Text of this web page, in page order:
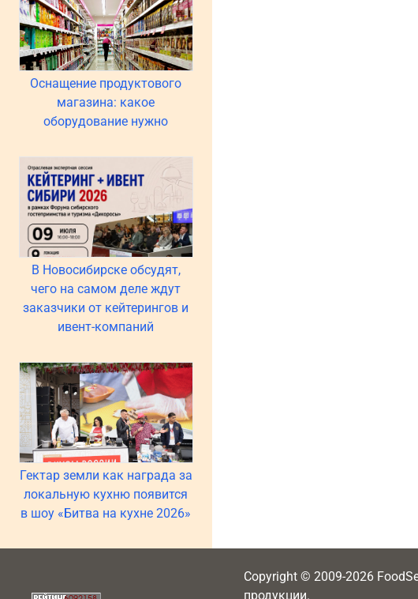
Оснащение продуктового
магазина: какое
оборудование нужно
В Новосибирске обсудят,
чего на самом деле ждут
заказчики от кейтерингов и
ивент-компаний
Гектар земли как награда за
локальную кухню появится
в шоу «Битва на кухне 2026»
Copyright © 2009-2026
продукции.